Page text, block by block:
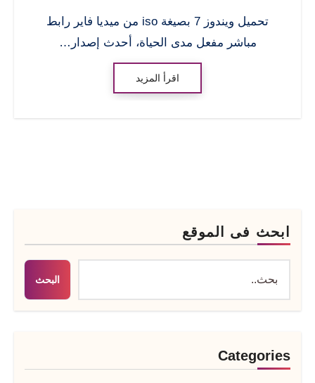
تحميل ويندوز 7 بصيغة iso من ميديا فاير رابط
مباشر مفعل مدى الحياة، أحدث إصدار…
اقرأ المزيد
ابحث فى الموقع
البحث
Categories